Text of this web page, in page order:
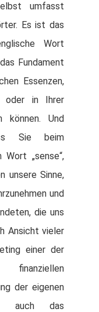
umfasst
Es ist das
Wort
Fundament
Essenzen,
oder in Ihrer
können. Und
Sie beim
Wort „sense“,
unsere Sinne,
und
die uns
Ansicht vieler
einer der
der eigenen
auch das